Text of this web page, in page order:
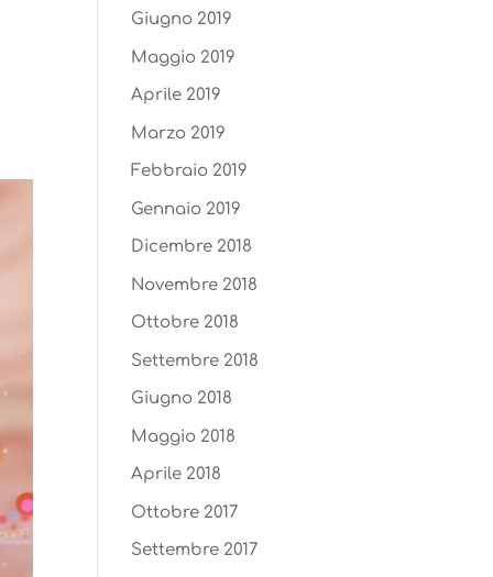
Giugno 2019
Maggio 2019
Aprile 2019
Marzo 2019
Febbraio 2019
Gennaio 2019
Dicembre 2018
Novembre 2018
Ottobre 2018
Settembre 2018
Giugno 2018
Maggio 2018
Aprile 2018
Ottobre 2017
Settembre 2017